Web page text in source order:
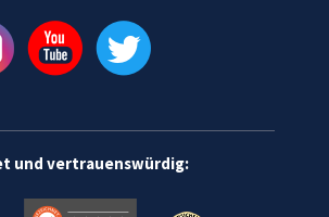
und vertrauenswürdig: